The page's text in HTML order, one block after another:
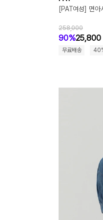
[PAT여성] 면아
258,000
90%25,800
무료배송